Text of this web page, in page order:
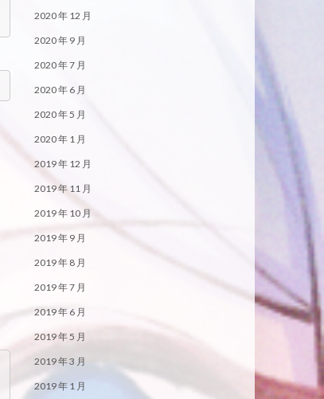
2020 年 12 月
2020 年 9 月
2020 年 7 月
2020 年 6 月
2020 年 5 月
2020 年 1 月
2019 年 12 月
2019 年 11 月
2019 年 10 月
2019 年 9 月
2019 年 8 月
2019 年 7 月
2019 年 6 月
2019 年 5 月
2019 年 3 月
2019 年 1 月